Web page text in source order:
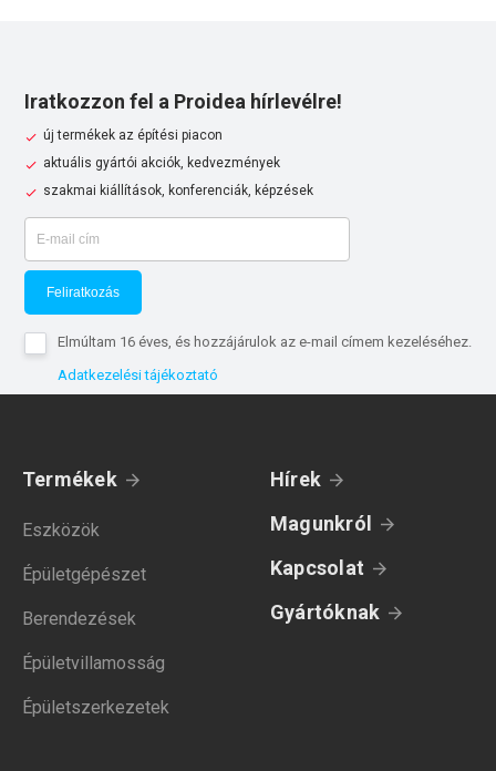
Iratkozzon fel a Proidea hírlevélre!
új termékek az építési piacon
aktuális gyártói akciók, kedvezmények
szakmai kiállítások, konferenciák, képzések
Feliratkozás
Elmúltam 16 éves, és hozzájárulok az e-mail címem kezeléséhez.
Adatkezelési tájékoztató
Termékek
Eszközök
Épületgépészet
Berendezések
Épületvillamosság
Épületszerkezetek
Hírek
Magunkról
Kapcsolat
Gyártóknak